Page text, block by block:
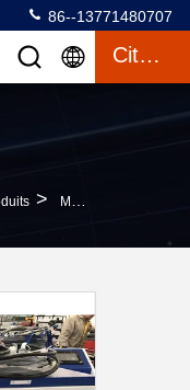
86--13771480707
Citation
> Machine De Soudure Laser De Fibre